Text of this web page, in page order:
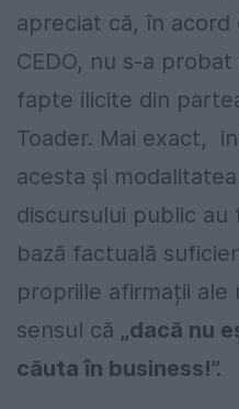
apreciat că, în acord
CEDO, nu s-a
fapte ilicite din
Toader. Mai exact,
acesta și
discursului public
bază factuală
propriile afirmații ale
sensul că „dacă nu
căuta în business!”.